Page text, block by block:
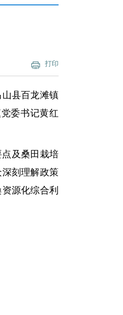
打印
县百龙滩镇
委书记黄红
及桑田栽培
刻理解政策
源化综合利